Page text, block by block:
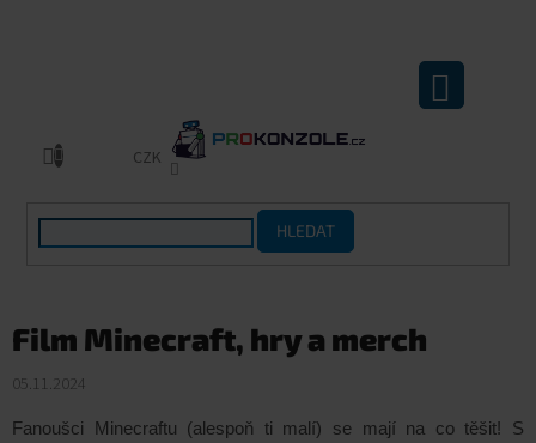
CZK
HLEDAT
KOŠÍK
Film Minecraft, hry a merch
05.11.2024
Fanoušci Minecraftu (alespoň ti malí) se mají na co těšit! S